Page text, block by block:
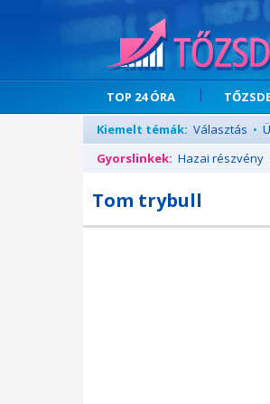
TOP 24 ÓRA
Kiemelt témák: Választás •
Gyorslinkek: Hazai részvény
Tom trybull